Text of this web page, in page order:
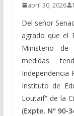
abril 30, 2026
Del señor
agrado que el
Ministerio de
medidas
Independencia
Instituto de
Loutaif” de la
(Expte. N° 90-